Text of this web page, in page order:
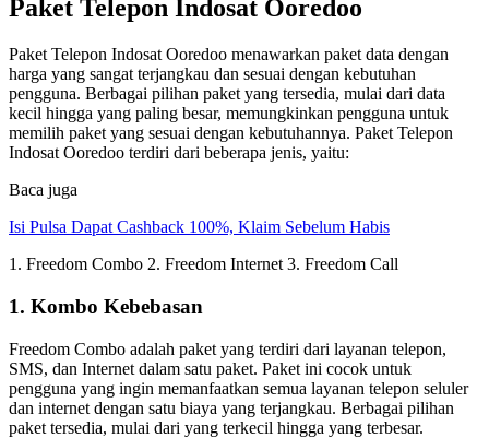
Paket Telepon Indosat Ooredoo
Paket Telepon Indosat Ooredoo menawarkan paket data dengan
harga yang sangat terjangkau dan sesuai dengan kebutuhan
pengguna. Berbagai pilihan paket yang tersedia, mulai dari data
kecil hingga yang paling besar, memungkinkan pengguna untuk
memilih paket yang sesuai dengan kebutuhannya. Paket Telepon
Indosat Ooredoo terdiri dari beberapa jenis, yaitu:
Baca juga
Isi Pulsa Dapat Cashback 100%, Klaim Sebelum Habis
1. Freedom Combo 2. Freedom Internet 3. Freedom Call
1. Kombo Kebebasan
Freedom Combo adalah paket yang terdiri dari layanan telepon,
SMS, dan Internet dalam satu paket. Paket ini cocok untuk
pengguna yang ingin memanfaatkan semua layanan telepon seluler
dan internet dengan satu biaya yang terjangkau. Berbagai pilihan
paket tersedia, mulai dari yang terkecil hingga yang terbesar.